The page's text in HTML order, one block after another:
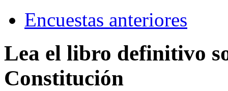
Encuestas anteriores
Lea el libro definitivo
Constitución